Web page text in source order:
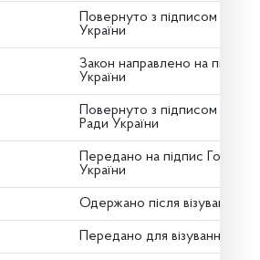
Повернуто з підписом від
України
Закон направлено на підпис
України
Повернуто з підписом
Ради України
Передано на підпис Голові
України
Одержано після візування
Передано для візування в